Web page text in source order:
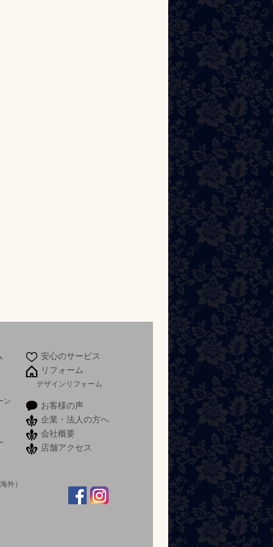
ン
外）
安心のサービス
リフォーム
デザインリフォーム
お客様の声
企業・法人の方へ
会社概要
店舗アクセス